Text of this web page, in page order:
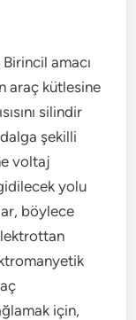
amacı
araç kütlesine
silindir
şekilli
voltaj
yolu
böylece
için,